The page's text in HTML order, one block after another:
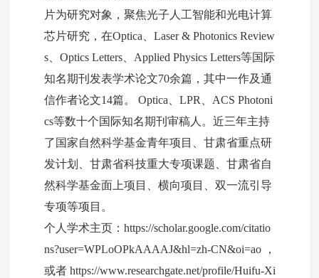
片为研究对象，聚焦光子人工智能和光电计算
芯片研究，在Optica、Laser & Photonics Review
s、Optics Letters、Applied Physics Letters等国际
知名期刊发表学术论文70余篇，其中一作及通
信作者论文14篇。 Optica、LPR、ACS Photoni
cs等数十个国际知名期刊审稿人。近三年主持
了国家自然科学基金青年项目、甘肃省重点研
发计划、甘肃省科技重大专项课题、甘肃省自
然科学基金面上项目、横向项目、双一流引导
专项等项目。
个人学术主页：https://scholar.google.com/citatio
ns?user=WPLoOPkAAAAJ&hl=zh-CN&oi=ao ，
或者 https://www.researchgate.net/profile/Huifu-Xi